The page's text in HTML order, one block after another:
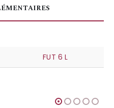
FUT 6 L